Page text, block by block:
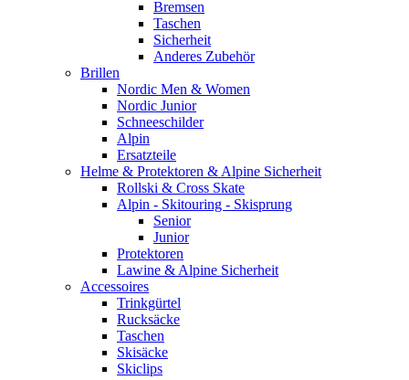
Bremsen
Taschen
Sicherheit
Anderes Zubehör
Brillen
Nordic Men & Women
Nordic Junior
Schneeschilder
Alpin
Ersatzteile
Helme & Protektoren & Alpine Sicherheit
Rollski & Cross Skate
Alpin - Skitouring - Skisprung
Senior
Junior
Protektoren
Lawine & Alpine Sicherheit
Accessoires
Trinkgürtel
Rucksäcke
Taschen
Skisäcke
Skiclips